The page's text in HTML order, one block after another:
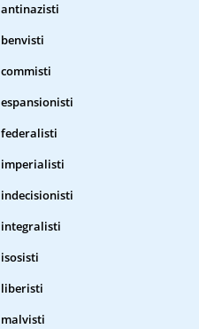
antinazisti
benvisti
commisti
espansionisti
federalisti
imperialisti
indecisionisti
integralisti
isosisti
liberisti
malvisti